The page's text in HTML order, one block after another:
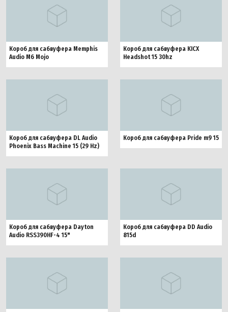
Короб для сабвуфера Memphis
Audio M6 Mojo
Короб для сабвуфера KICX
Headshot 15 30hz
Короб для сабвуфера DL Audio
Phoenix Bass Machine 15 (29 Hz)
Короб для сабвуфера Pride m9 15
Короб для сабвуфера Dayton
Audio RSS390HF-4 15"
Короб для сабвуфера DD Audio
815d